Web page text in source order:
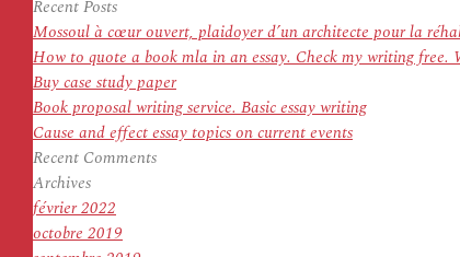
:
Recent Posts
Mossoul à cœur ouvert, plaidoyer d’un architecte pour la
How to quote a book mla in an essay. Check my writing
Buy case study paper
Book proposal writing service. Basic essay writing
Cause and effect essay topics on current events
Recent Comments
Archives
février 2022
octobre 2019